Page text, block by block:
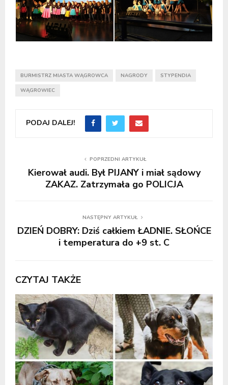
BURMISTRZ MIASTA WĄGROWCA NAGRODY STYPENDIA
WĄGROWIEC
PODAJ DALEJ!
POPRZEDNI ARTYKUŁ
Kierował audi. Był PIJANY i miał sądowy
ZAKAZ. Zatrzymała go POLICJA
NASTĘPNY ARTYKUŁ
DZIEŃ DOBRY: Dziś całkiem ŁADNIE. SŁOŃCE
i temperatura do +9 st. C
CZYTAJ TAKŻE